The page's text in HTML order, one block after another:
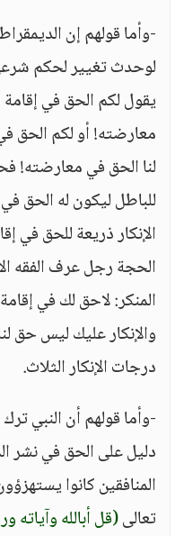
-وأما قولهم إن
لوحدث تغيير لحكم
يقول لكم الحق في إقامة
معارضته! أو لكم الحق
لنا الحق في معارضته!
للباطل ليكون له الحق
الإنكار ذريعة للحق في
الحجة رجل عرف الفقه
المنكر: لاحق لك في
والإنكار عليك ليس حق
درجات الإنكار الثلاث.
-وأما قولهم أن النبي
دليل على الحق في نشر
المنافقين كانوا
تعالى(قل أبالله